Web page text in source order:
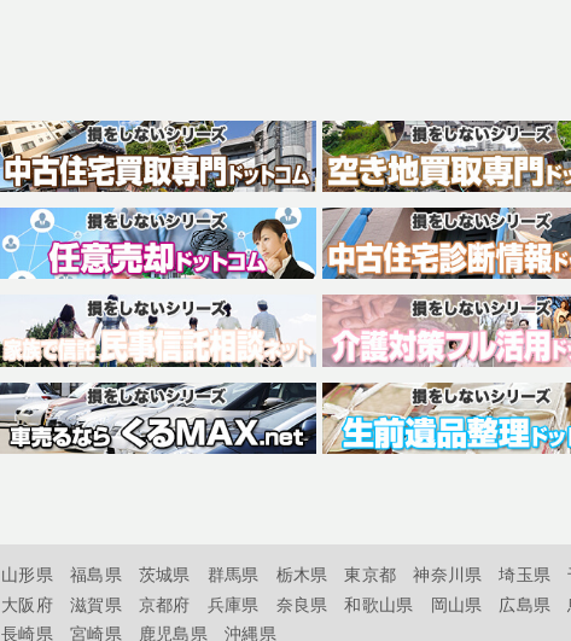
山形県 福島県 茨城県 群馬県 栃木県 東京都 神奈川県 埼玉県
大阪府 滋賀県 京都府 兵庫県 奈良県 和歌山県 岡山県 広島県
長崎県 宮崎県 鹿児島県 沖縄県